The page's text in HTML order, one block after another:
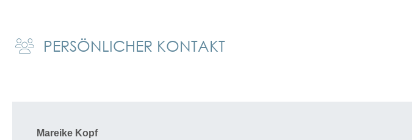
PERSÖNLICHER KONTAKT
Mareike Kopf